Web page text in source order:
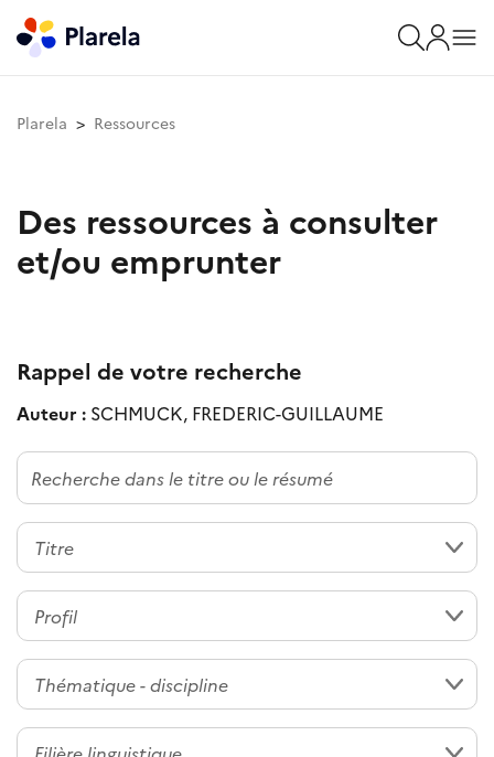
Plarela Ressources
Des ressources à consulter
et/ou emprunter
Rappel de votre recherche
Auteur : SCHMUCK, FREDERIC-GUILLAUME